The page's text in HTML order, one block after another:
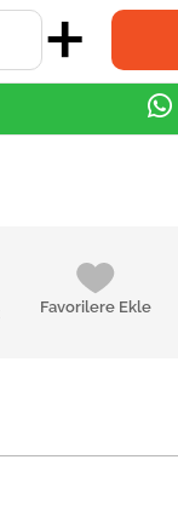
Favorilere Ekle